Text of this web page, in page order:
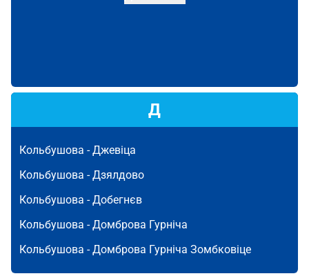
Д
Кольбушова -Джевіца
Кольбушова -Дзялдово
Кольбушова -Добегнєв
Кольбушова -Домброва Гурніча
Кольбушова -Домброва Гурніча Зомбковіце